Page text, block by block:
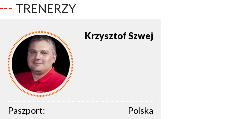
TRENERZY
KrzysztofSzwej
Paszport:
Polska